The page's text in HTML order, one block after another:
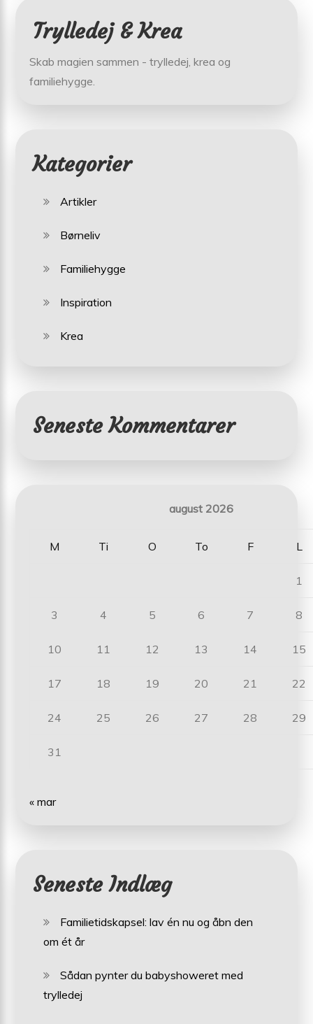
Trylledej & Krea
Skab magien sammen - trylledej, krea og
familiehygge.
Kategorier
Artikler
Børneliv
Familiehygge
Inspiration
Krea
Seneste Kommentarer
august 2026
M Ti O To F L
1
3 4 5 6 7 8
10 11 12 13 14 15
17 18 19 20 21 22
24 25 26 27 28 29
31
« mar
Seneste Indlæg
Familietidskapsel: lav én nu og åbn den
om ét år
Sådan pynter du babyshoweret med
trylledej